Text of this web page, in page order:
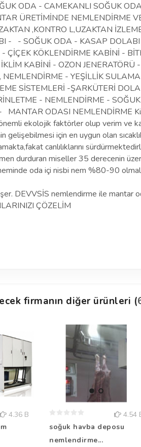
ODA - CAMEKANLI SOĞUK
ÜRETİMİNDE NEMLENDİRME
,KONTRO L,UZAKTAN
- - SOĞUK ODA - KASAP
ÇİÇEK KÖKLENDİRME KABİNİ -
KABİNİ - OZON JENERATÖRÜ
- YEŞİLLİK
SİSTEMLERİ -ŞARKÜTERİ
- NEMLENDİRME -
MANTAR ODASI NEMLENDİRME
ekolojik faktörler olup verim ve
gelişebilmesi için en uygun olan
canlılıklarını
durduran miseller 35 derecenin
oda içi nisbi nem %80-90
DEVVSİS nemlendirme ile mantar
ÇÖZELİM
firmanın diğer ürünleri (
4.36 B
4.54
soğuk havba deposu
nemlendirme...